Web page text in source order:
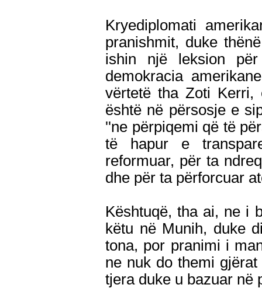
Kryediplomati
pranishmit, duke
ishin një leksion
demokracia
vërtetë tha Zoti Kerri,
është në përsosje e
''ne përpiqemi që të
të hapur e
reformuar, për ta
dhe për ta përforcuar
Kështuqë, tha ai, ne i
këtu në Munih, duke
tona, por pranimi i
ne nuk do themi
tjera duke u bazuar në